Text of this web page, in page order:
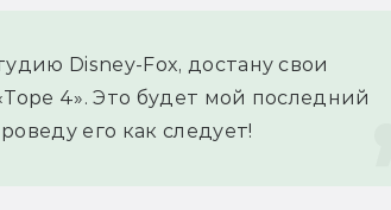
Disney-Fox, достану свои
4». Это будет мой последний
его как следует!